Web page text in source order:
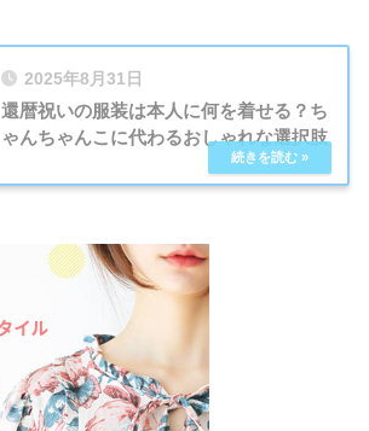
2025年8月31日
還暦祝いの服装は本人に何を着せる？ち
ゃんちゃんこに代わるおしゃれな選択肢